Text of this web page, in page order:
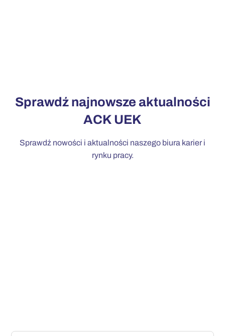
Sprawdź najnowsze aktualności
ACK UEK
Sprawdź nowości i aktualności naszego biura karier i
rynku pracy.